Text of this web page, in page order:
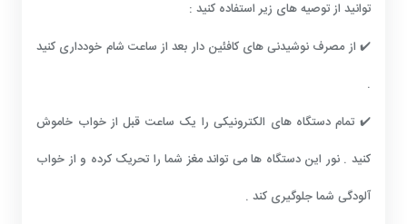
توانید از توصیه های زیر استفاده کنید :
✔️ از مصرف نوشیدنی های کافئین دار بعد از ساعت شام خودداری کنید
.
✔️ تمام دستگاه های الکترونیکی را یک ساعت قبل از خواب خاموش
کنید . نور این دستگاه ها می تواند مغز شما را تحریک کرده و از خواب
آلودگی شما جلوگیری کند .